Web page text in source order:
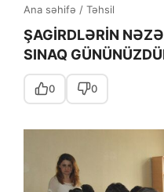
Ana səhifə / Təhsil
ŞAGİRDLƏRİN
SINAQ
0 0